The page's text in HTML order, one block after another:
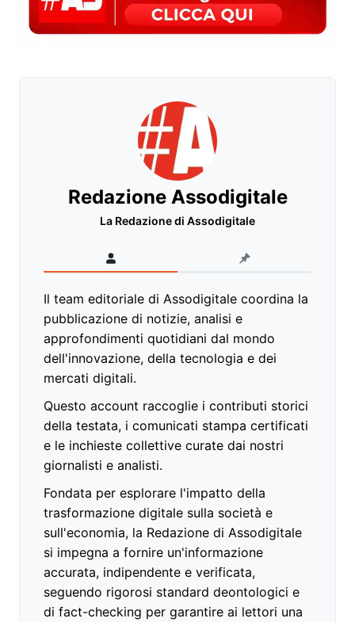
Redazione Assodigitale
La Redazione di Assodigitale
Il team editoriale di Assodigitale coordina la
pubblicazione di notizie, analisi e
approfondimenti quotidiani dal mondo
dell'innovazione, della tecnologia e dei
mercati digitali.
Questo account raccoglie i contributi storici
della testata, i comunicati stampa certificati
e le inchieste collettive curate dai nostri
giornalisti e analisti.
Fondata per esplorare l'impatto della
trasformazione digitale sulla società e
sull'economia, la Redazione di Assodigitale
si impegna a fornire un'informazione
accurata, indipendente e verificata,
seguendo rigorosi standard deontologici e
di fact-checking per garantire ai lettori una